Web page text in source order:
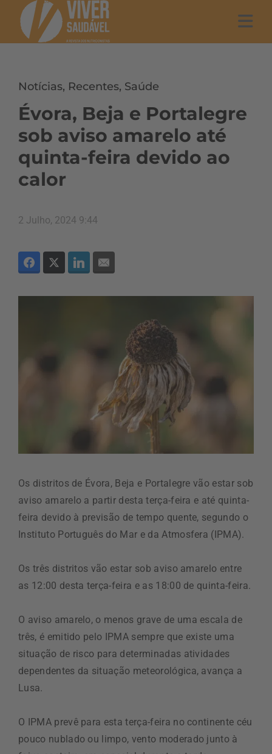
Notícias, Recentes, Saúde
Évora, Beja e Portalegre
sob aviso amarelo até
quinta-feira devido ao
calor
2 Julho, 2024 9:44
Os distritos de Évora, Beja e Portalegre vão estar sob
aviso amarelo a partir desta terça-feira e até quinta-
feira devido à previsão de tempo quente, segundo o
Instituto Português do Mar e da Atmosfera (IPMA).
Os três distritos vão estar sob aviso amarelo entre
as 12:00 desta terça-feira e as 18:00 de quinta-feira.
O aviso amarelo, o menos grave de uma escala de
três, é emitido pelo IPMA sempre que existe uma
situação de risco para determinadas atividades
dependentes da situação meteorológica, avança a
Lusa.
O IPMA prevê para esta terça-feira no continente céu
pouco nublado ou limpo, vento moderado junto à